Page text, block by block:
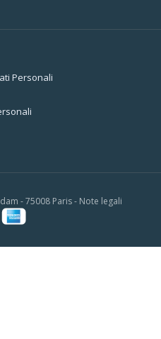
Personali
- 75008 Paris - Note legali